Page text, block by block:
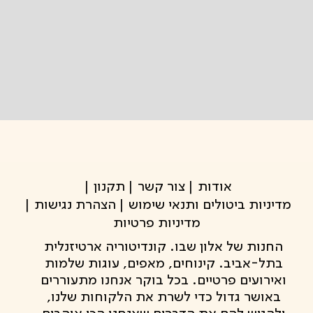
אודות צור קשר
תקנון
מדיניות ביטולים ותנאי שימוש
הצהרת נגישות
מדיניות פרטיות
החנות של אלון שבו. קונדיטוריה ארטיזנלית
בתל-אביב. קינוחים, מאפים, עוגות שלמות
ואירועים פרטיים. בכל בוקר אנחנו מתעוררים
באושר גדול כדי לשרת את הלקוחות שלנו,